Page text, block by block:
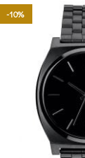
-10%